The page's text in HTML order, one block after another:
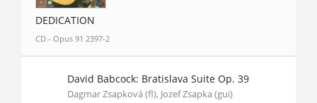
DEDICATION
CD - Opus 91 2397-2
David Babcock: Bratislava Suite Op. 39
Dagmar Zsapková (fl), Jozef Zsapka (gui)